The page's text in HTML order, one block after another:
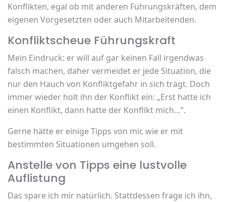
Konflikten, egal ob mit anderen Führungskräften, dem
eigenen Vorgesetzten oder auch Mitarbeitenden.
Konfliktscheue Führungskraft
Mein Eindruck: er will auf gar keinen Fall irgendwas
falsch machen, daher vermeidet er jede Situation, die
nur den Hauch von Konfliktgefahr in sich trägt. Doch
immer wieder holt ihn der Konflikt ein: „Erst hatte ich
einen Konflikt, dann hatte der Konflikt mich…“.
Gerne hätte er einige Tipps von mir, wie er mit
bestimmten Situationen umgehen soll.
Anstelle von Tipps eine lustvolle
Auflistung
Das spare ich mir natürlich. Stattdessen frage ich ihn,